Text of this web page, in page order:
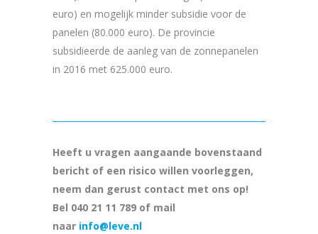
euro) en mogelijk minder subsidie voor de
panelen (80.000 euro). De provincie
subsidieerde de aanleg van de zonnepanelen
in 2016 met 625.000 euro.
Heeft u vragen aangaande bovenstaand
bericht of een risico willen voorleggen,
neem dan gerust contact met ons op!
Bel 040 21 11 789 of mail
naar info@leve.nl